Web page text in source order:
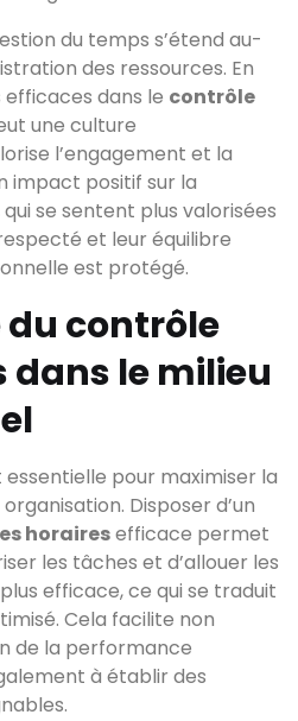
du temps s’étend au-
des ressources. En
dans le contrôle
une culture
l’engagement et la
impact positif sur la
se sentent plus valorisées
et leur équilibre
est protégé.
contrôle
dans le milieu
pour maximiser la
Disposer d’un
horairesefficace permet
les tâches et d’allouer les
efficace, ce qui se traduit
Cela facilite non
de la performance
à établir des